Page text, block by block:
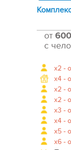
от
с
x2 -
x4 -
x2 -
x2 -
x3 -
x4 -
x5 -
x6 -